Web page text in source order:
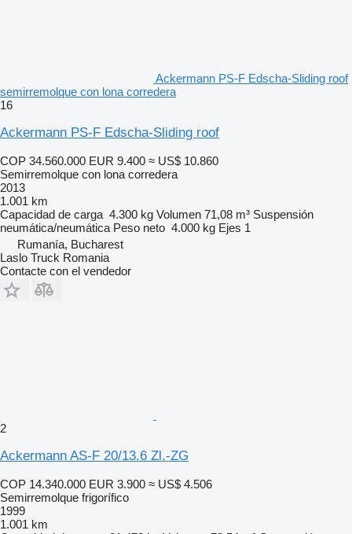
Ackermann PS-F Edscha-Sliding roof
semirremolque con lona corredera
16
Ackermann PS-F Edscha-Sliding roof
COP 34.560.000 EUR 9.400 ≈ US$ 10.860
Semirremolque con lona corredera
2013
1.001 km
Capacidad de carga 4.300 kg Volumen 71,08 m³ Suspensión
neumática/neumática Peso neto 4.000 kg Ejes 1
Rumanía, Bucharest
Laslo Truck Romania
Contacte con el vendedor
2
Ackermann AS-F 20/13.6 Zl.-ZG
COP 14.340.000 EUR 3.900 ≈ US$ 4.506
Semirremolque frigorífico
1999
1.001 km